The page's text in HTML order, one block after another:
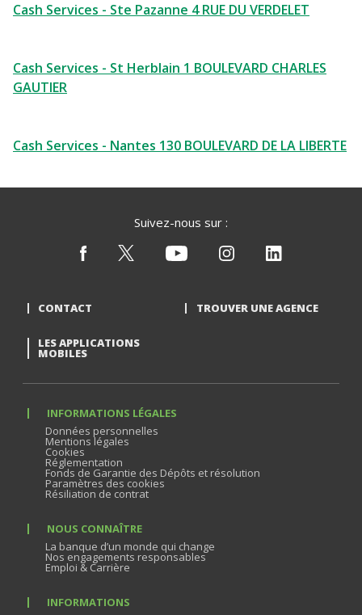
Cash Services - Ste Pazanne 4 RUE DU VERDELET
Cash Services - St Herblain 1 BOULEVARD CHARLES
GAUTIER
Cash Services - Nantes 130 BOULEVARD DE LA LIBERTE
Suivez-nous sur :
CONTACT TROUVER UNE AGENCE
LES APPLICATIONS
MOBILES
INFORMATIONS LÉGALES
Données personnelles
Mentions légales
Cookies
Réglementation
Fonds de Garantie des Dépôts et résolution
Paramètres des cookies
Résiliation de contrat
NOUS CONNAÎTRE
La banque d’un monde qui change
Nos engagements responsables
Emploi & Carrière
INFORMATIONS